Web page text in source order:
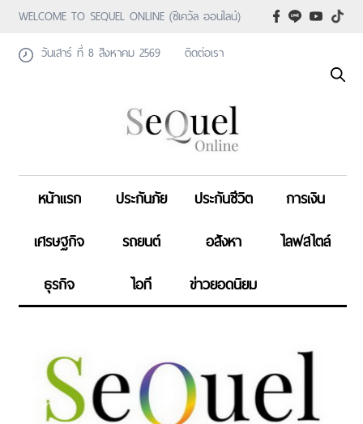
WELCOME TO SEQUEL ONLINE (ซีเคว้ล ออนไลน์)
วันเสาร์ ที่ 8 สิงหาคม 2569
ติดต่อเรา
หน้าแรก ประกันภัย ประกันชีวิต
การเงิน
เศรษฐกิจ
รถยนต์ อสังหา
ไลฟสไตล์
ธุรกิจ
ไอที ข่าวยอดนิยม